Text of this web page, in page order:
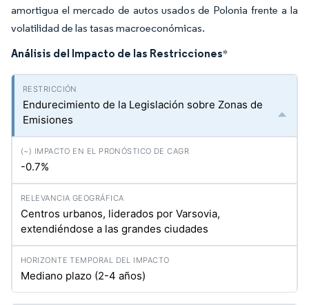
amortigua el mercado de autos usados de Polonia frente a la
volatilidad de las tasas macroeconómicas.
Análisis del Impacto de las Restricciones*
Endurecimiento de la Legislación sobre Zonas de
Emisiones
-0.7%
Centros urbanos, liderados por Varsovia,
extendiéndose a las grandes ciudades
Mediano plazo (2-4 años)